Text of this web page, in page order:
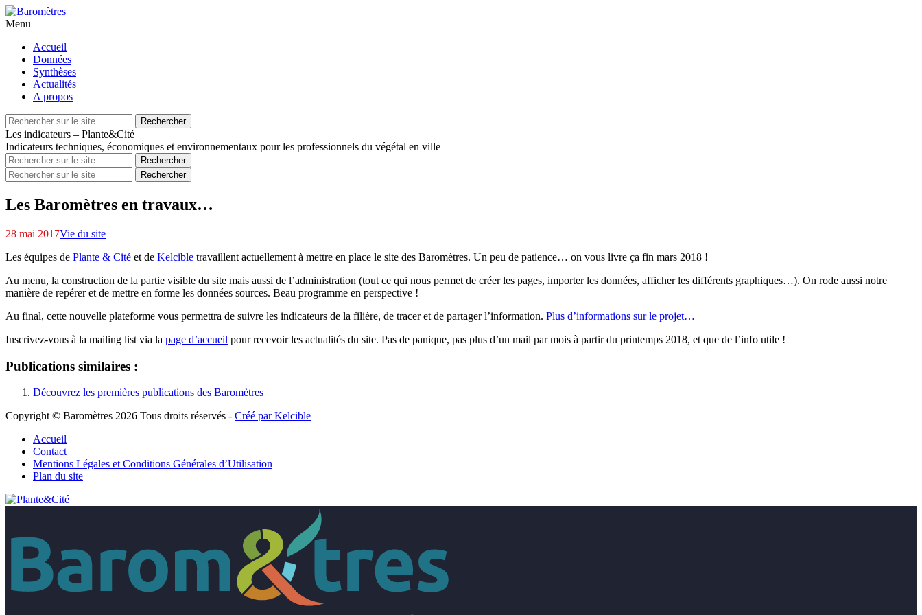
Menu
contenu
principal
Accueil
Données
Synthèses
Actualités
A propos
Recherche
pour
Rechercher
Les indicateurs – Plante&Cité
Indicateurs techniques, économiques et environnementaux pour les professionnels du végétal en ville
Recherche
pour
Rechercher
Recherche
pour
Rechercher
Les Baromètres en travaux…
28 mai 2017Vie du site
Les équipes de Plante & Cité et de Kelcible travaillent actuellement à mettre en place le site des Baromètres. Un peu de patience… on vous livre ça fin mars 2018 !
Au menu, la construction de la partie visible du site mais aussi de l’administration (tout ce qui nous permet de créer les pages, importer les données, afficher les différents graphiques…). On rode aussi notre
manière de repérer et de mettre en forme les données sources. Beau programme en perspective !
Au final, cette nouvelle plateforme vous permettra de suivre les indicateurs de la filière, de tracer et de partager l’information. Plus d’informations sur le projet…
Inscrivez-vous à la mailing list via la page d’accueil pour recevoir les actualités du site. Pas de panique, pas plus d’un mail par mois à partir du printemps 2018, et que de l’info utile !
Publications similaires :
Découvrez les premières publications des Baromètres
Copyright © Baromètres 2026 Tous droits réservés - Créé par Kelcible
Accueil
Contact
Mentions Légales et Conditions Générales d’Utilisation
Plan du site